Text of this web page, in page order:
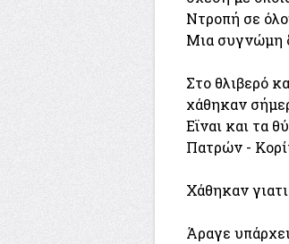
Ντροπή σε
Μια συγνώμη
Στο θλιβερό
χάθηκαν
Εϊναι και τα
Πατρών -
Χάθηκαν
Άραγε